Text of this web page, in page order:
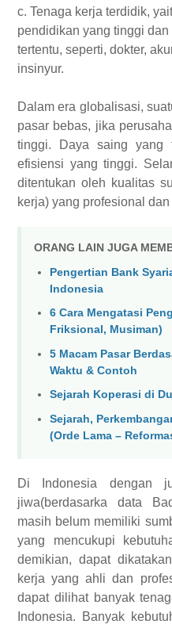
c. Tenaga kerja terdidik,
pendidikan yang tinggi
tertentu, seperti, dokter,
insinyur.
Dalam era globalisasi,
pasar bebas, jika
tinggi. Daya saing yang
efisiensi yang tinggi.
ditentukan oleh kualitas
kerja) yang profesional
ORANG LAIN JUGA
Pengertian Bank
Indonesia
6 Cara Mengatasi
Friksional, Musiman)
5 Macam Pasar
Waktu & Contoh
Sejarah Koperasi di
Sejarah,
(Orde Lama –
Di Indonesia dengan
jiwa(berdasarka data
masih belum memiliki
yang mencukupi
demikian, dapat
kerja yang ahli dan
dapat dilihat banyak
Indonesia. Banyak